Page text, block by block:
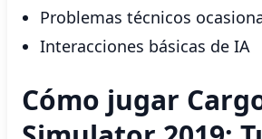
Problemas técnicos
Interacciones básicas de IA
Cómo jugar